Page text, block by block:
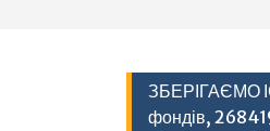
ЗБЕРІГАЄМО
фондів,